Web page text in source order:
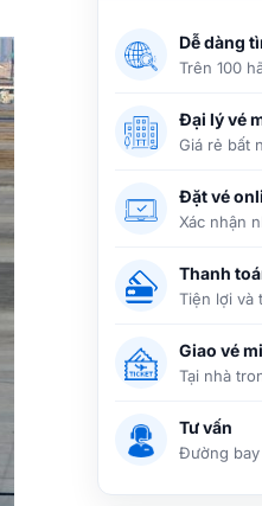
Dễ dàng
Trên 100
Đại lý vé
Giá rẻ bất
Đặt vé
Xác nhận
Thanh
Tiện lợi và
Giao vé
Tại nhà
Tư vấn
Đường bay